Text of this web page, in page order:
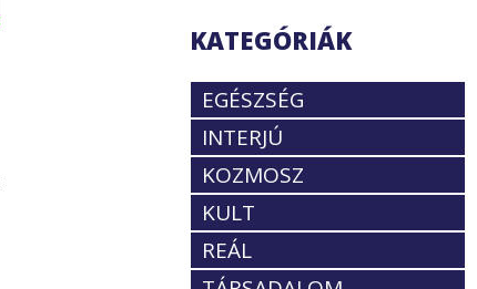
KATEGÓRIÁK
EGÉSZSÉG
INTERJÚ
KOZMOSZ
KULT
REÁL